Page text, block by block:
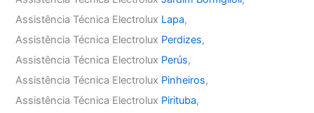
Assistência Técnica Electrolux Lapa,
Assistência Técnica Electrolux Perdizes,
Assistência Técnica Electrolux Perús,
Assistência Técnica Electrolux Pinheiros,
Assistência Técnica Electrolux Pirituba,